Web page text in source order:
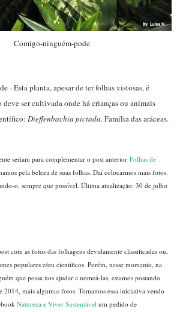
Comigo-ninguém-pode
- Esta planta, apesar de ter folhas vistosas, é
ser cultivada onde há crianças ou animais
Dieffenbachia pictada. Família das aráceas.
seriam para complementar o post anterior Folhas de
pela beleza de suas folhas. Daí colocarmos mais fotos.
o, sempre que possível. Última atualização: 30 de julho
com as fotos das folhagens devidamente classificadas ou,
populares e/ou científicos. Porém, nesse momento, na
que possa nos ajudar a nomeá-las, estamos postando
2014, mais algumas fotos. Tomamos essa iniciativa vendo
Natureza e Viver Sustentável um pedido de